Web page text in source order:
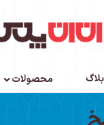
بلاگ محصولات